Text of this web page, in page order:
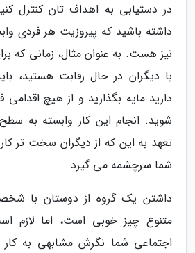
در دستیابی به اهداف تان کنترل
داشته باشید که پیروزیت هر فردی
نیز هست. به عنوان مثال، زمانی که
با دیگران در حال رقابت هستید،
دارید مایه بگذارید و از هیچ اقدامی
شوید. انجام این کار وابسته به
تعهد به این که از دیگران سخت تر
شما سرچشمه می گیرد.
داشتن یک گروه از دوستان با
متنوع چیز خوبی است، اما لازم
اجتماعی شما نگرش مشابهی به کار